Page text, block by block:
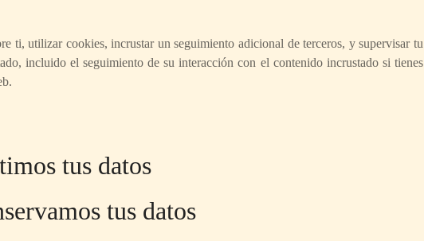
ti, utilizar cookies, incrustar un seguimiento adicional de terceros, y supervisar tu
incluido el seguimiento de su interacción con el contenido incrustado si tienes
tus datos
tus datos